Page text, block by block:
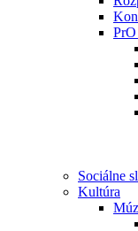
Sociálne
Kultúra